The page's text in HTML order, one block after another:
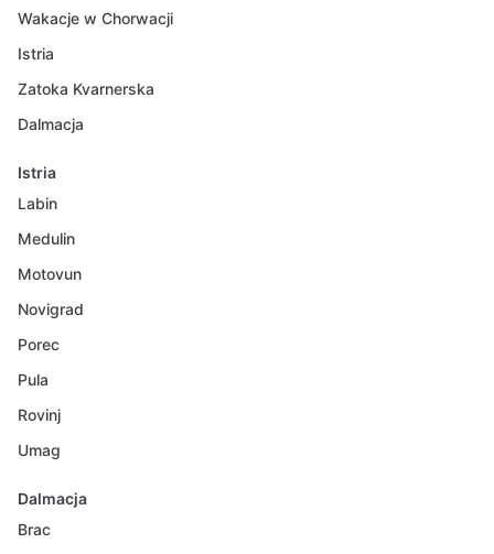
Wakacje w Chorwacji
Istria
Zatoka Kvarnerska
Dalmacja
Istria
Labin
Medulin
Motovun
Novigrad
Porec
Pula
Rovinj
Umag
Dalmacja
Brac